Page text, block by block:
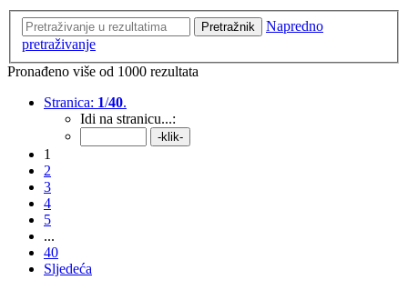
Pretražnik
Napredno
pretraživanje
Pronađeno više od 1000 rezultata
Stranica: 1/40.
Idi na stranicu...:
1
2
3
4
5
...
40
Sljedeća